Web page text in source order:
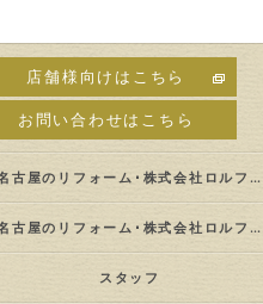
店舗様向けはこちら
お問い合わせはこちら
名古屋のリフォーム･株式会社ロルフの口コミ情報
名古屋のリフォーム･株式会社ロルフのお客様の声
スタッフ